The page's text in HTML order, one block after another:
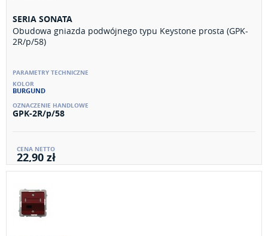
SERIA SONATA
Obudowa gniazda podwójnego typu Keystone prosta (GPK-
2R/p/58)
BURGUND
GPK-2R/p/58
22,90 zł